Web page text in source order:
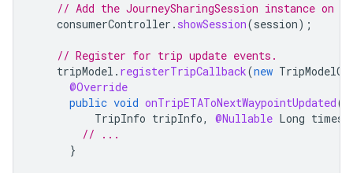
// Add the JourneySharingSession instance on
consumerController . showSession(session);
// Register for trip update events.
tripModel . registerTripCallback(new
@Override
public void onTripETAToNextWaypointUpdated(
TripInfo tripInfo, @Nullable Long
// ...
}